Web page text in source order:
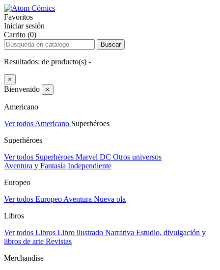
Favoritos
Iniciar sesión
Carrito (0)
Buscar
Resultados: de producto(s) -
×
Bienvenido ×
Americano
Ver todos Americano Superhéroes
Superhéroes
Ver todos Superhéroes Marvel DC Otros universos
Aventura y Fantasía Independiente
Europeo
Ver todos Europeo Aventura Nueva ola
Libros
Ver todos Libros Libro ilustrado Narrativa Estudio, divulgación y
libros de arte Revistas
Merchandise